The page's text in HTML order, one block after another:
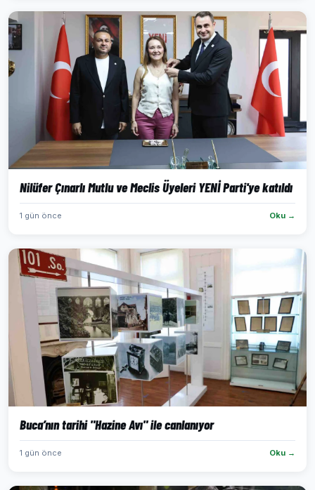
Nilüfer Çınarlı Mutlu ve Meclis Üyeleri YENİ Parti'ye katıldı
1 gün önce Oku →
Buca’nın tarihi "Hazine Avı" ile canlanıyor
1 gün önce Oku →